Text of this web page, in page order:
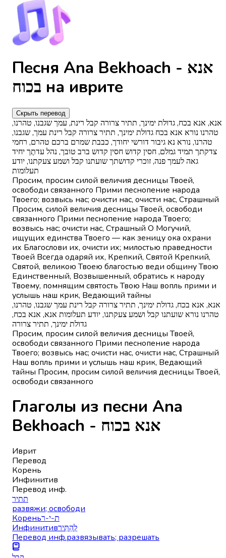
Песня Ana Bekhoach - אנא
בכוח на иврите
Скрыть перевод
אנא, אנא בכח, גדולת ימינך, תתיר צרורה קבל רינת, עמך שגבנו, טהרנו,
טהרנו נורא אנא בכח גדולת ימינך, תתיר צרורה קבל רינת עמך, שגבנו,
טהרנו, נורא נא גיבור דורשי יחודך, כבבת שמרם ברכם טהרם, רחמי
צדקתך תמיד גמלם, חסין קדוש חסין קדוש ברב טובך, נהל עדתֶך יחיד
גאה לעמך פנה, זוכרי קדושתך שועתנו קבל ושמע צעקתנו, יודע
תעלומות
Просим, просим силой величия десницы Твоей,
освободи связанного Прими песнопение народа
Твоего; возвысь нас; очисти нас, очисти нас, Страшный
Просим, силой величия десницы Твоей, освободи
связанного Прими песнопение народа Твоего;
возвысь нас; очисти нас, Страшный О Могучий,
ищущих единства Твоего — как зеницу ока охрани
их Благослови их, очисти их; милостью праведности
Твоей Всегда одаряй их, Крепкий, Святой Крепкий,
Святой, великою Твоею благостью веди общину Твою
Единственный, Возвышенный, обратись к народу
Твоему, помнящим святость Твою Наш вопль прими и
услышь наш крик, Ведающий тайны
אנא, אנא בכח, גדולת ימינך, תתיר צרורה קבל רינת עמך שגבנו, טהרנו,
טהרנו נורא שועתנו קבל ושמע צעקתנו, יודע תעלומות אנא, אנא בכח,
גדולת ימינך, תתיר צרורה
Просим, просим силой величия десницы Твоей,
освободи связанного Прими песнопение народа
Твоего; возвысь нас; очисти нас, очисти нас, Страшный
Наш вопль прими и услышь наш крик, Ведающий
тайны Просим, просим силой величия десницы Твоей,
освободи связанного
Глаголы из песни Ana
Bekhoach - אנא בכוח
Иврит
Перевод
Корень
Инфинитив
Перевод инф.
תתיר
развяжи; освободи
Кореньת-י-ר
Инфинитивלְהַתִּיר
Перевод инф.развязывать; разрешать